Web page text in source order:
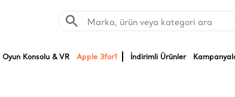
Marka, ürün veya kategori ara
Oyun Konsolu & VR Apple 3for1 İndirimli Ürünler